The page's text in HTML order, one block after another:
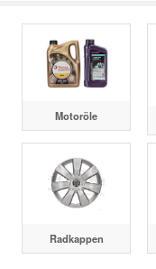
Motoröle
Radkappen